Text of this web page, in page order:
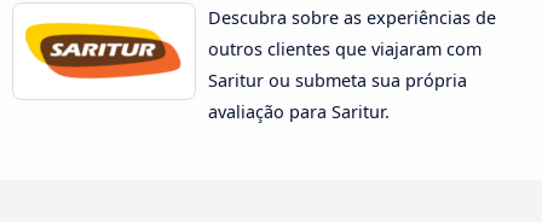
Descubra sobre as experiências de
outros clientes que viajaram com
Saritur ou submeta sua própria
avaliação para Saritur.